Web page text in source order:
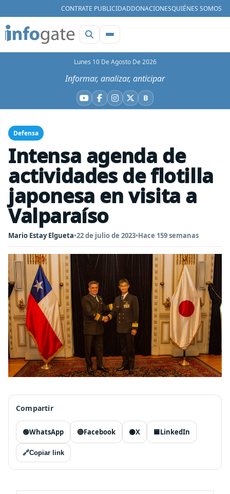
CONTRATE PUBLICIDADDONACIONESQUIÉNES SOMOS
Lunes 10 De Agosto De 2026
Informar, analizar, anticipar
YouTube
Facebook
Instagram
X BBluesky
Defensa
Intensa agenda de
actividades de flotilla
japonesa en visita a
Valparaíso
Mario Estay Elgueta•22 de julio de 2023•Hace 159 semanas
Compartir
🟢WhatsApp 🔵Facebook ⚫X 🟦LinkedIn
🔗Copiar link